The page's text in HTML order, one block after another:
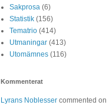
Sakprosa (6)
Statistik (156)
Tematrio (414)
Utmaningar (413)
Utomämnes (116)
Kommenterat
Lyrans Noblesser commented on